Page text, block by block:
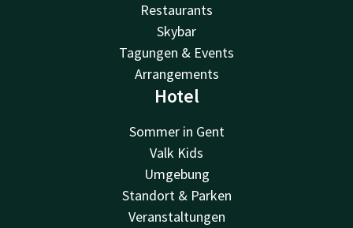
Restaurants
Skybar
Tagungen & Events
Arrangements
Hotel
Sommer in Gent
Valk Kids
Umgebung
Standort & Parken
Veranstaltungen